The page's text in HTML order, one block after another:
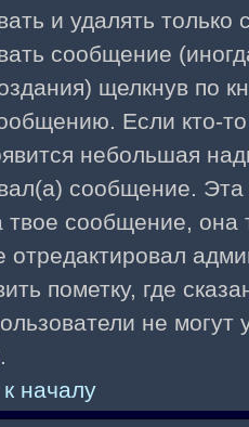
и удалять
сообщение
щелкнув по
Если кто-
небольшая
сообщение. Эта
твое сообщение, она
отредактировал
пометку, где
не могут
началу